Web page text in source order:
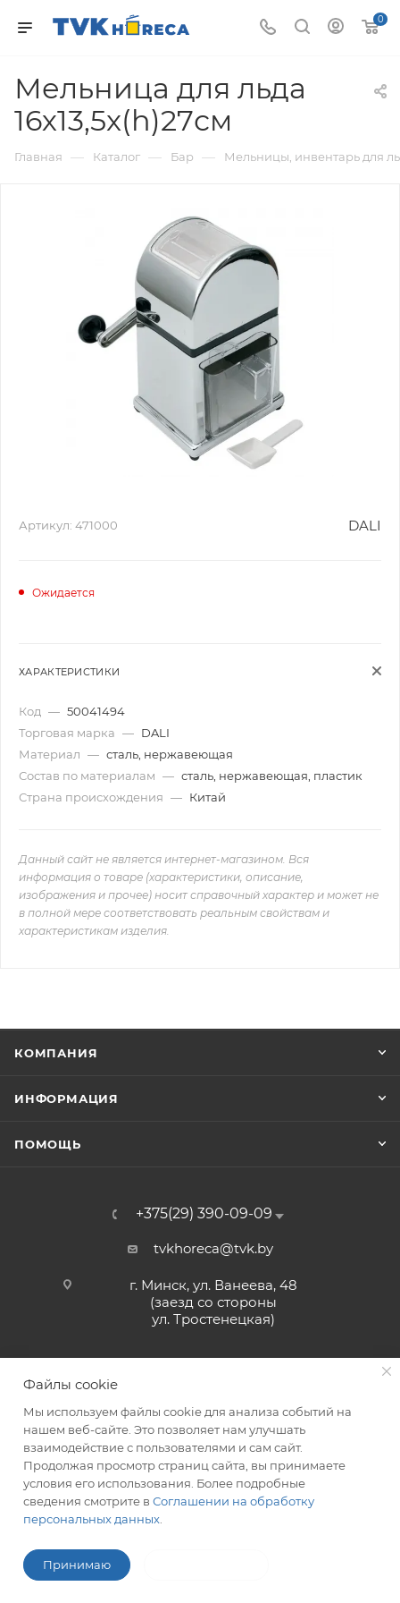
0
Мельница для льда
16х13,5x(h)27см
Главная — Каталог — Бар — Мельницы, инвентарь для
Артикул: 471000 DALI
Ожидается
ХАРАКТЕРИСТИКИ
Код — 50041494
Торговая марка — DALI
Материал — сталь, нержавеющая
Состав по материалам — сталь, нержавеющая, пластик
Страна происхождения — Китай
Данный сайт не является интернет-магазином. Вся
информация о товаре (характеристики, описание,
изображения и прочее) носит справочный характер и может не
в полной мере соответствовать реальным свойствам и
характеристикам изделия.
КОМПАНИЯ
ИНФОРМАЦИЯ
ПОМОЩЬ
+375(29) 390-09-09
tvkhoreca@tvk.by
г. Минск, ул. Ванеева, 48
(заезд со стороны
ул. Тростенецкая)
2026 © ЗАО «ТВК»
Файлы cookie
Мы используем файлы cookie для анализа событий на
нашем веб-сайте. Это позволяет нам улучшать
взаимодействие с пользователями и сам сайт.
Продолжая просмотр страниц сайта, вы принимаете
условия его использования. Более подробные
сведения смотрите в Соглашении на обработку
персональных данных
Принимаю